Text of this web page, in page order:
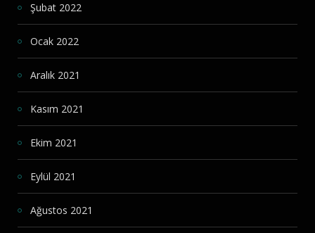
Şubat 2022
Ocak 2022
Aralık 2021
Kasım 2021
Ekim 2021
Eylül 2021
Ağustos 2021